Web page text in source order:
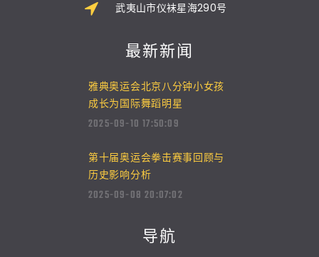
武夷山市仪袜星海290号
最新新闻
雅典奥运会北京八分钟小女孩
成长为国际舞蹈明星
2025-09-10 17:50:09
第十届奥运会拳击赛事回顾与
历史影响分析
2025-09-08 20:07:02
导航